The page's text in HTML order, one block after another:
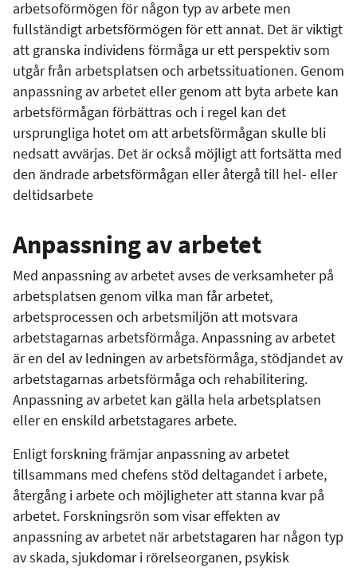
arbetsoförmögen för någon typ av arbete men
fullständigt arbetsförmögen för ett annat. Det är viktigt
att granska individens förmåga ur ett perspektiv som
utgår från arbetsplatsen och arbetssituationen. Genom
anpassning av arbetet eller genom att byta arbete kan
arbetsförmågan förbättras och i regel kan det
ursprungliga hotet om att arbetsförmågan skulle bli
nedsatt avvärjas. Det är också möjligt att fortsätta med
den ändrade arbetsförmågan eller återgå till hel- eller
deltidsarbete
Anpassning av arbetet
Med anpassning av arbetet avses de verksamheter på
arbetsplatsen genom vilka man får arbetet,
arbetsprocessen och arbetsmiljön att motsvara
arbetstagarnas arbetsförmåga. Anpassning av arbetet
är en del av ledningen av arbetsförmåga, stödjandet av
arbetstagarnas arbetsförmåga och rehabilitering.
Anpassning av arbetet kan gälla hela arbetsplatsen
eller en enskild arbetstagares arbete.
Enligt forskning främjar anpassning av arbetet
tillsammans med chefens stöd deltagandet i arbete,
återgång i arbete och möjligheter att stanna kvar på
arbetet. Forskningsrön som visar effekten av
anpassning av arbetet när arbetstagaren har någon typ
av skada, sjukdomar i rörelseorganen, psykisk